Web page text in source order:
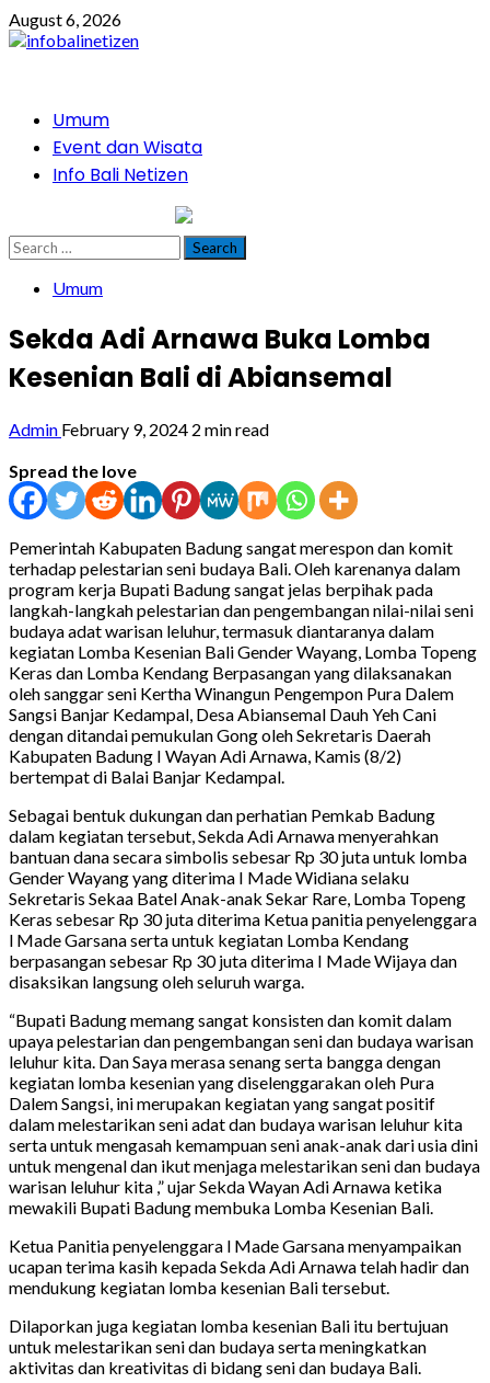
Skip
to
August 6, 2026
PrimaryUmum
Event dan Wisata
Info Bali Netizen
Search
for:
Umum
Sekda Adi Arnawa Buka Lomba
Kesenian Bali di Abiansemal
Admin February 9, 2024 2 min read
Spread the love
Pemerintah Kabupaten Badung sangat merespon dan komit
terhadap pelestarian seni budaya Bali. Oleh karenanya dalam
program kerja Bupati Badung sangat jelas berpihak pada
langkah-langkah pelestarian dan pengembangan nilai-nilai seni
budaya adat warisan leluhur, termasuk diantaranya dalam
kegiatan Lomba Kesenian Bali Gender Wayang, Lomba Topeng
Keras dan Lomba Kendang Berpasangan yang dilaksanakan
oleh sanggar seni Kertha Winangun Pengempon Pura Dalem
Sangsi Banjar Kedampal, Desa Abiansemal Dauh Yeh Cani
dengan ditandai pemukulan Gong oleh Sekretaris Daerah
Kabupaten Badung I Wayan Adi Arnawa, Kamis (8/2)
bertempat di Balai Banjar Kedampal.
Sebagai bentuk dukungan dan perhatian Pemkab Badung
dalam kegiatan tersebut, Sekda Adi Arnawa menyerahkan
bantuan dana secara simbolis sebesar Rp 30 juta untuk lomba
Gender Wayang yang diterima I Made Widiana selaku
Sekretaris Sekaa Batel Anak-anak Sekar Rare, Lomba Topeng
Keras sebesar Rp 30 juta diterima Ketua panitia penyelenggara
l Made Garsana serta untuk kegiatan Lomba Kendang
berpasangan sebesar Rp 30 juta diterima I Made Wijaya dan
disaksikan langsung oleh seluruh warga.
“Bupati Badung memang sangat konsisten dan komit dalam
upaya pelestarian dan pengembangan seni dan budaya warisan
leluhur kita. Dan Saya merasa senang serta bangga dengan
kegiatan lomba kesenian yang diselenggarakan oleh Pura
Dalem Sangsi, ini merupakan kegiatan yang sangat positif
dalam melestarikan seni adat dan budaya warisan leluhur kita
serta untuk mengasah kemampuan seni anak-anak dari usia dini
untuk mengenal dan ikut menjaga melestarikan seni dan budaya
warisan leluhur kita ,” ujar Sekda Wayan Adi Arnawa ketika
mewakili Bupati Badung membuka Lomba Kesenian Bali.
Ketua Panitia penyelenggara l Made Garsana menyampaikan
ucapan terima kasih kepada Sekda Adi Arnawa telah hadir dan
mendukung kegiatan lomba kesenian Bali tersebut.
Dilaporkan juga kegiatan lomba kesenian Bali itu bertujuan
untuk melestarikan seni dan budaya serta meningkatkan
aktivitas dan kreativitas di bidang seni dan budaya Bali.